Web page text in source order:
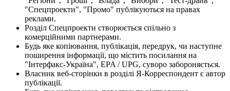
"Спецпроекти", "Промо" публікуються на правах
реклами.
Розділ Спецпроекти створюється спільно з
комерційними партнерами.
Будь яке копіювання, публікація, передрук, чи наступне
поширення інформації, що містить посилання на
"Інтерфакс-Україна", EPA / UPG, суворо забороняється.
Власник веб-сторінки в розділі Я-Корреспондент є автор
публікації.